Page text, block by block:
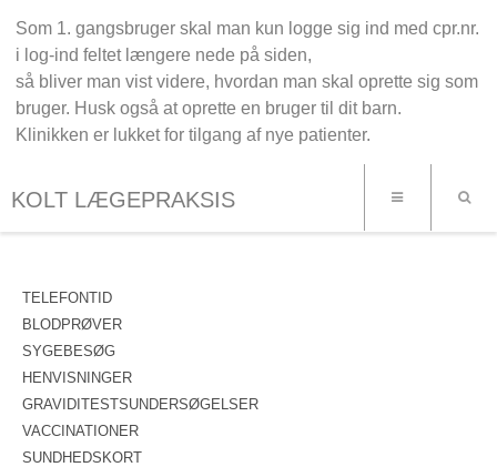
Som 1. gangsbruger skal man kun logge sig ind med cpr.nr.
i log-ind feltet længere nede på siden,
så bliver man vist videre, hvordan man skal oprette sig som
bruger. Husk også at oprette en bruger til dit barn.
Klinikken er lukket for tilgang af nye patienter.
KOLT LÆGEPRAKSIS
TELEFONTID
BLODPRØVER
SYGEBESØG
HENVISNINGER
GRAVIDITESTSUNDERSØGELSER
VACCINATIONER
SUNDHEDSKORT